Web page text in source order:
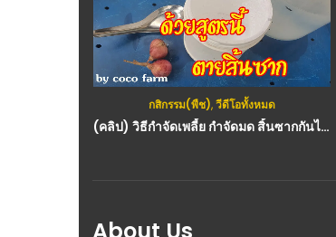
กสิกรรม(พืช),วีดีโอทั้งหมด
(คลิป) วิธีกำจัดเพลี้ย กำจัดมด สิ้นซากกันไปเลย ด้วยสองตัวนี้ ถูกมากๆ